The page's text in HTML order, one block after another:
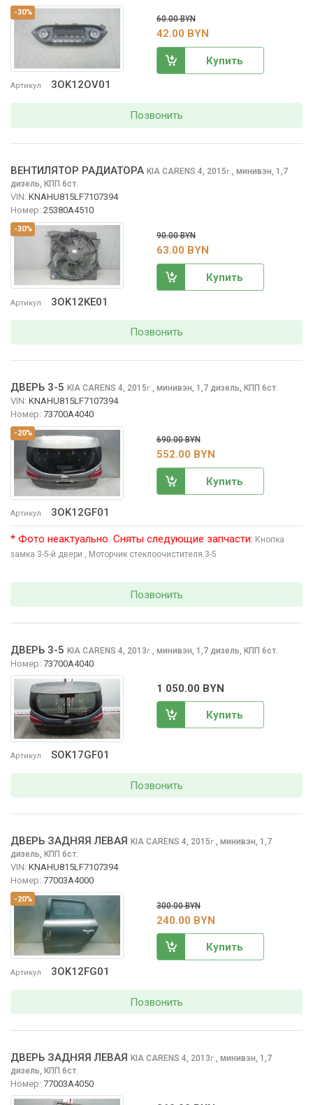
-30%
Артикул 3OK12OV01
60.00 BYN
42.00 BYN
Купить
Позвонить
-30%
Артикул 3OK12KE01
ВЕНТИЛЯТОР РАДИАТОРА KIA CARENS 4, 2015г., минивэн, 1,7
дизель, КПП 6ст.
VIN: KNAHU815LF7107394
Номер: 25380A4510
90.00 BYN
63.00 BYN
Купить
Позвонить
-20%
Артикул 3OK12GF01
ДВЕРЬ 3-5 KIA CARENS 4, 2015г., минивэн, 1,7 дизель, КПП 6ст.
VIN: KNAHU815LF7107394
Номер: 73700A4040
690.00 BYN
552.00 BYN
Купить
* Фото неактуально. Сняты следующие запчасти: Кнопка
замка 3-5-й двери , Моторчик стеклоочиcтителя 3-5
Позвонить
Артикул SOK17GF01
ДВЕРЬ 3-5 KIA CARENS 4, 2013г., минивэн, 1,7 дизель, КПП 6ст.
Номер: 73700A4040
1 050.00 BYN
Купить
Позвонить
-20%
Артикул 3OK12FG01
ДВЕРЬ ЗАДНЯЯ ЛЕВАЯ KIA CARENS 4, 2015г., минивэн, 1,7
дизель, КПП 6ст.
VIN: KNAHU815LF7107394
Номер: 77003A4000
300.00 BYN
240.00 BYN
Купить
Позвонить
ДВЕРЬ ЗАДНЯЯ ЛЕВАЯ KIA CARENS 4, 2013г., минивэн, 1,7
дизель, КПП 6ст.
Номер: 77003A4050